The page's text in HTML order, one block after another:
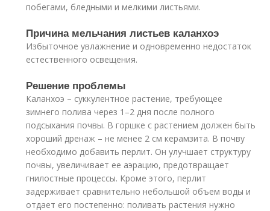
побегами, бледными и мелкими листьями.
Причина мельчания листьев каланхоэ
Избыточное увлажнение и одновременно недостаток
естественного освещения.
Решение проблемы
Каланхоэ – суккулентное растение, требующее
зимнего полива через 1–2 дня после полного
подсыхания почвы. В горшке с растением должен быть
хороший дренаж – не менее 2 см керамзита. В почву
необходимо добавить перлит. Он улучшает структуру
почвы, увеличивает ее аэрацию, предотвращает
гнилостные процессы. Кроме этого, перлит
задерживает сравнительно небольшой объем воды и
отдает его постепенно: поливать растения нужно